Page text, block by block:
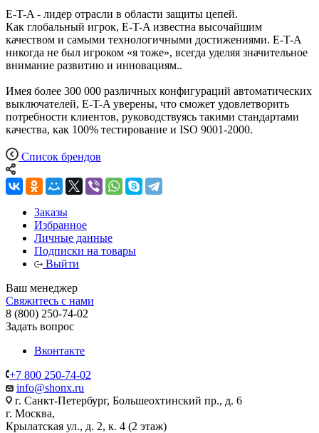
E-T-A - лидер отрасли в области защиты цепей.
Как глобальный игрок, E-T-A известна высочайшим
качеством и самыми технологичными достижениями. E-T-A
никогда не был игроком «я тоже», всегда уделяя значительное
внимание развитию и инновациям..
Имея более 300 000 различных конфигураций автоматических
выключателей, E-T-A уверены, что сможет удовлетворить
потребности клиентов, руководствуясь такими стандартами
качества, как 100% тестирование и ISO 9001-2000.
Список брендов
Заказы
Избранное
Личные данные
Подписки на товары
Выйти
Ваш менеджер
Свяжитесь с нами
8 (800) 250-74-02
Задать вопрос
Вконтакте
+7 800 250-74-02
info@shonx.ru
г. Санкт-Петербург, Большеохтинский пр., д. 6
г. Москва,
Крылатская ул., д. 2, к. 4 (2 этаж)